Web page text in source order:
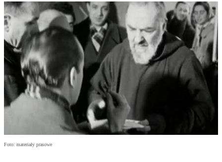
Foto: materiały prasowe